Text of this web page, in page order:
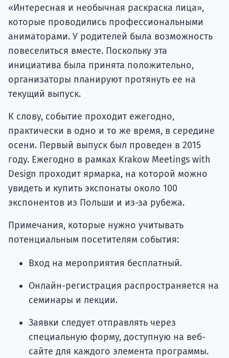
«Интересная и необычная раскраска лица»,
которые проводились профессиональными
аниматорами. У родителей была возможность
повеселиться вместе. Поскольку эта
инициатива была принята положительно,
организаторы планируют протянуть ее на
текущий выпуск.
К слову, событие проходит ежегодно,
практически в одно и то же время, в середине
осени. Первый выпуск был проведен в 2015
году. Ежегодно в рамках Krakow Meetings with
Design проходит ярмарка, на которой можно
увидеть и купить экспонаты около 100
экспонентов из Польши и из-за рубежа.
Примечания, которые нужно учитывать
потенциальным посетителям события:
Вход на мероприятия бесплатный.
Онлайн-регистрация распространяется на
семинары и лекции.
Заявки следует отправлять через
специальную форму, доступную на веб-
сайте для каждого элемента программы.